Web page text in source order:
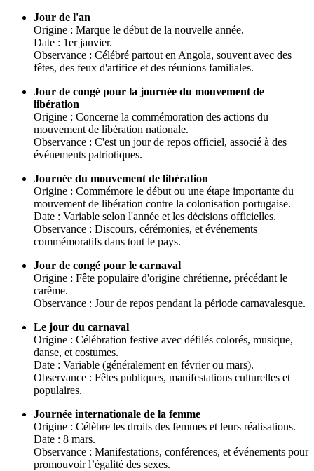
Jour de l'an
Origine : Marque le début de la nouvelle année.
Date : 1er janvier.
Observance : Célébré partout en Angola, souvent avec des
fêtes, des feux d'artifice et des réunions familiales.
Jour de congé pour la journée du mouvement de
libération
Origine : Concerne la commémoration des actions du
mouvement de libération nationale.
Observance : C'est un jour de repos officiel, associé à des
événements patriotiques.
Journée du mouvement de libération
Origine : Commémore le début ou une étape importante du
mouvement de libération contre la colonisation portugaise.
Date : Variable selon l'année et les décisions officielles.
Observance : Discours, cérémonies, et événements
commémoratifs dans tout le pays.
Jour de congé pour le carnaval
Origine : Fête populaire d'origine chrétienne, précédant le
carême.
Observance : Jour de repos pendant la période carnavalesque.
Le jour du carnaval
Origine : Célébration festive avec défilés colorés, musique,
danse, et costumes.
Date : Variable (généralement en février ou mars).
Observance : Fêtes publiques, manifestations culturelles et
populaires.
Journée internationale de la femme
Origine : Célèbre les droits des femmes et leurs réalisations.
Date : 8 mars.
Observance : Manifestations, conférences, et événements pour
promouvoir l’égalité des sexes.